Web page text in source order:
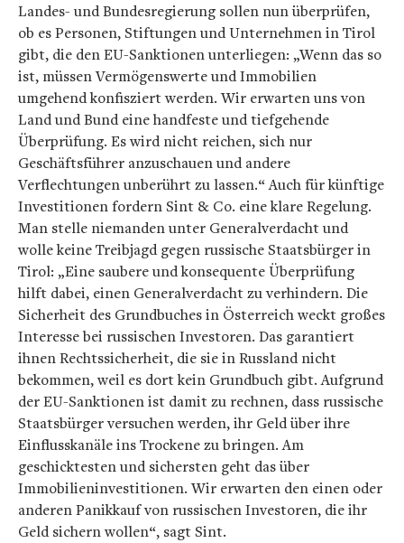
Landes- und Bundesregierung sollen nun überprüfen,
ob es Personen, Stiftungen und Unternehmen in Tirol
gibt, die den EU-Sanktionen unterliegen: „Wenn das so
ist, müssen Vermögenswerte und Immobilien
umgehend konfisziert werden. Wir erwarten uns von
Land und Bund eine handfeste und tiefgehende
Überprüfung. Es wird nicht reichen, sich nur
Geschäftsführer anzuschauen und andere
Verflechtungen unberührt zu lassen.“ Auch für künftige
Investitionen fordern Sint & Co. eine klare Regelung.
Man stelle niemanden unter Generalverdacht und
wolle keine Treibjagd gegen russische Staatsbürger in
Tirol: „Eine saubere und konsequente Überprüfung
hilft dabei, einen Generalverdacht zu verhindern. Die
Sicherheit des Grundbuches in Österreich weckt großes
Interesse bei russischen Investoren. Das garantiert
ihnen Rechtssicherheit, die sie in Russland nicht
bekommen, weil es dort kein Grundbuch gibt. Aufgrund
der EU-Sanktionen ist damit zu rechnen, dass russische
Staatsbürger versuchen werden, ihr Geld über ihre
Einflusskanäle ins Trockene zu bringen. Am
geschicktesten und sichersten geht das über
Immobilieninvestitionen. Wir erwarten den einen oder
anderen Panikkauf von russischen Investoren, die ihr
Geld sichern wollen“, sagt Sint.